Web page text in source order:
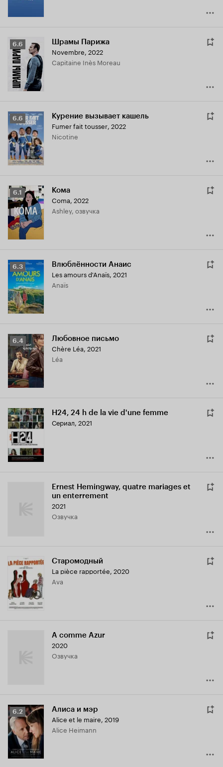
Рейтинг
Кинопоиска
6.6
6.6 Шрамы Парижа
Novembre, 2022
Capitaine Inès Moreau
Рейтинг
Кинопоиска
6.6
6.6 Курение вызывает кашель
Fumer fait tousser, 2022
Nicotine
Рейтинг
Кинопоиска
6.1
6.1 Кома
Coma, 2022
Ashley, озвучка
Рейтинг
Кинопоиска
6.3
6.3 Влюблённости Анаис
Les amours d'Anaïs, 2021
Anaïs
Рейтинг
Кинопоиска
6.4
6.4 Любовное письмо
Chère Léa, 2021
Léa
H24, 24 h de la vie d'une femme
Сериал, 2021
Ernest Hemingway, quatre mariages et
un enterrement
2021
озвучка
Старомодный
La pièce rapportée, 2020
Ava
A comme Azur
2020
озвучка
Рейтинг
Кинопоиска
6.2
6.2 Алиса и мэр
Alice et le maire, 2019
Alice Heimann